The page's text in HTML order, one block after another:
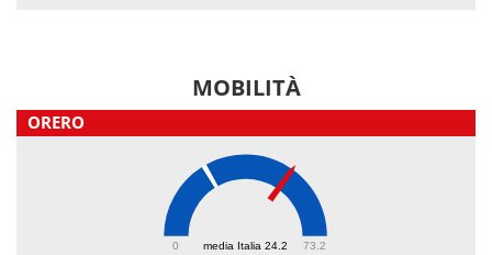
MOBILITÀ
ORERO
media Italia 24.2
0 73.2